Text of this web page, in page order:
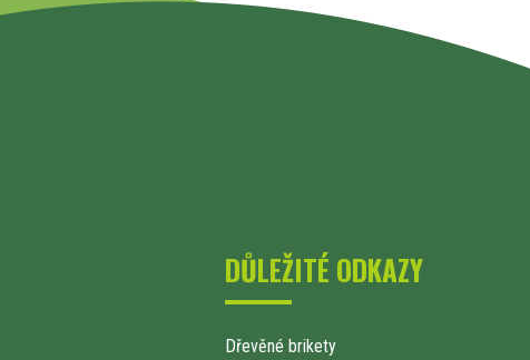
DŮLEŽITÉ ODKAZY
Dřevěné brikety